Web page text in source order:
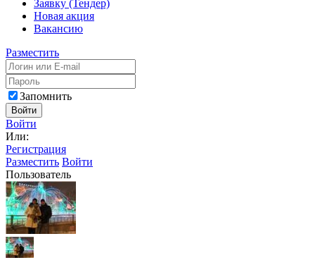
Заявку (Тендер)
Новая акция
Вакансию
Разместить
Запомнить
Войти
Войти
Или:
Регистрация
Разместить Войти
Пользователь